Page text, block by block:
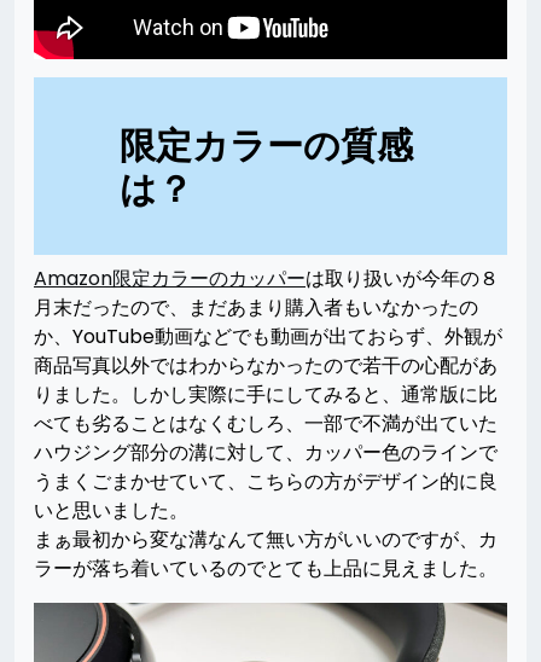
限定カラーの質感
は？
Amazon限定カラーのカッパーは取り扱いが今年の８
月末だったので、まだあまり購入者もいなかったの
か、YouTube動画などでも動画が出ておらず、外観が
商品写真以外ではわからなかったので若干の心配があ
りました。しかし実際に手にしてみると、通常版に比
べても劣ることはなくむしろ、一部で不満が出ていた
ハウジング部分の溝に対して、カッパー色のラインで
うまくごまかせていて、こちらの方がデザイン的に良
いと思いました。
まぁ最初から変な溝なんて無い方がいいのですが、カ
ラーが落ち着いているのでとても上品に見えました。